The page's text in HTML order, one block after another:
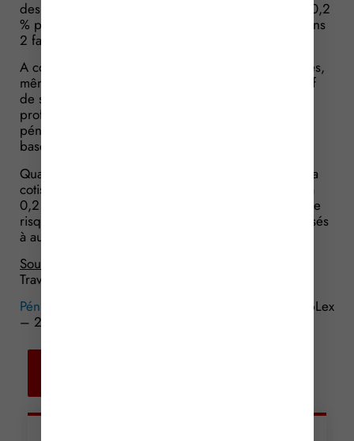
des rémunérations versées aux salariés concernés (0,2
% pour les salariés exposés simultanément à au moins
2 facteurs de risque).
A compter du 1er janvier 2017, toutes les entreprises,
même celles qui ne comptent pas parmi leur effectif
de salariés exposés à des facteurs de risque
professionnel recensé dans le cadre du compte de
pénibilité, vont devoir payer une cotisation dite de
base : elle sera de 0,01 % de la masse salariale.
Quant aux salariés exposés aux facteurs de risque, la
cotisation spécifique additionnelle passe de 0,1 % à
0,2 % (pour les salariés exposés à un seul facteur de
risque) et de 0,2 % à 0,4 % (pour les salariés exposés
à au moins 2 facteurs de risque).
Source :
Travail
Pénibilité : à déclarer et à payer !
© Copyright WebLex
– 2016